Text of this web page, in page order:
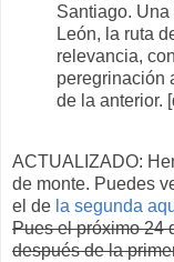
Santiago.
León, la ruta
relevancia,
peregrinación
de la anterior.
ACTUALIZADO:
de monte. Puedes
el de la segunda
Pues el próximo 24
después de la